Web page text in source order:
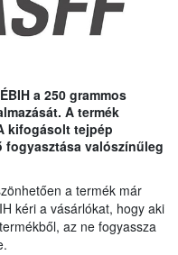
a 250 grammos
A termék
kifogásolt tejpép
valószínűleg
a termék már
kéri a vásárlókat, hogy aki
az ne fogyassza